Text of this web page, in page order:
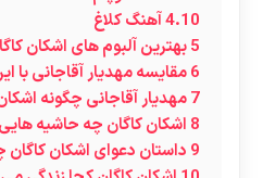
4.10آهنگ کلاغ
5بهترین آلبوم های اشکان
6مقایسه مهدیار آقاجانی با
7مهدیار آقاجانی چگونه
8 اشکان کاگان چه حاشیه
9 داستان دعوای اشکان